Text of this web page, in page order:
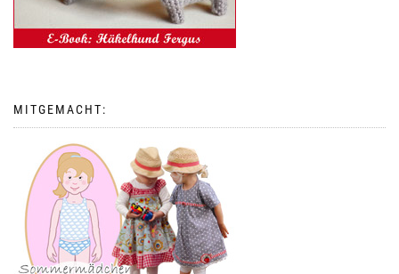
MITGEMACHT: